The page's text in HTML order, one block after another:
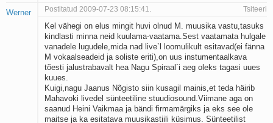
Werner Postitatud 2009-07-23 08:15:41. Tsiteeri
Kel vähegi on elus mingit huvi olnud M. muusika vastu,tasuks
kindlasti minna neid kuulama-vaatama.Sest vaatamata hulgale
vanadele lugudele,mida nad live`l loomulikult esitavad(ei fänna
M vokaalseadeid ja soliste eriti),on uus instumentaalkava
tõesti jalustrabavalt hea Nagu Spiraal`i aeg oleks tagasi uues
kuues.
Kuigi,nagu Jaanus Nõgisto siin kusagil mainis,et teda häirib
Mahavoki livedel sünteetiline stuudiosound.Viimane aga on
saanud Heini Vaikmaa ja bändi firmamärgiks ja eks see ole
maitse ja ka esitatava muusikastiili küsimus. Sünteetilist